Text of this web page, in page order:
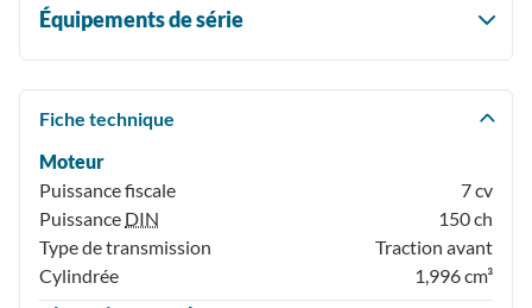
Équipements de série
Fiche technique
Moteur
Puissance fiscale
7 cv
Puissance DIN
150 ch
Type de transmission
Traction avant
Cylindrée
1,996 cm³